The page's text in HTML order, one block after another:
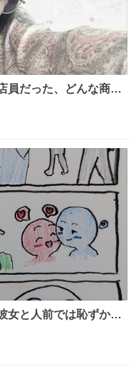
員だった、どんな商
女と人前では恥ずかし
同士いませんか✋️